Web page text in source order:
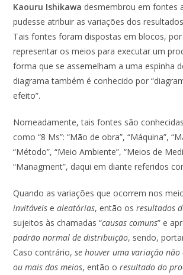
Kaouru Ishikawa desmembrou em fontes
pudesse atribuir as variações dos
Tais fontes foram dispostas em blocos,
representar os meios para executar um
forma que se assemelham a uma espinha
diagrama também é conhecido por
efeito”.
Nomeadamente, tais fontes são
como “8 Ms”: “Mão de obra”, “Máquina”,
“Método”, “Meio Ambiente”, “Meios de
“Managment”, daqui em diante referidos
Quando as variações que ocorrem nos
invitáveis ealeatórias, então osresultados
sujeitos às chamadas “causas comuns” e
padrão normal de distribuição, sendo,
Caso contrário,se houver uma variação
ou mais dos meios, então oresultado do